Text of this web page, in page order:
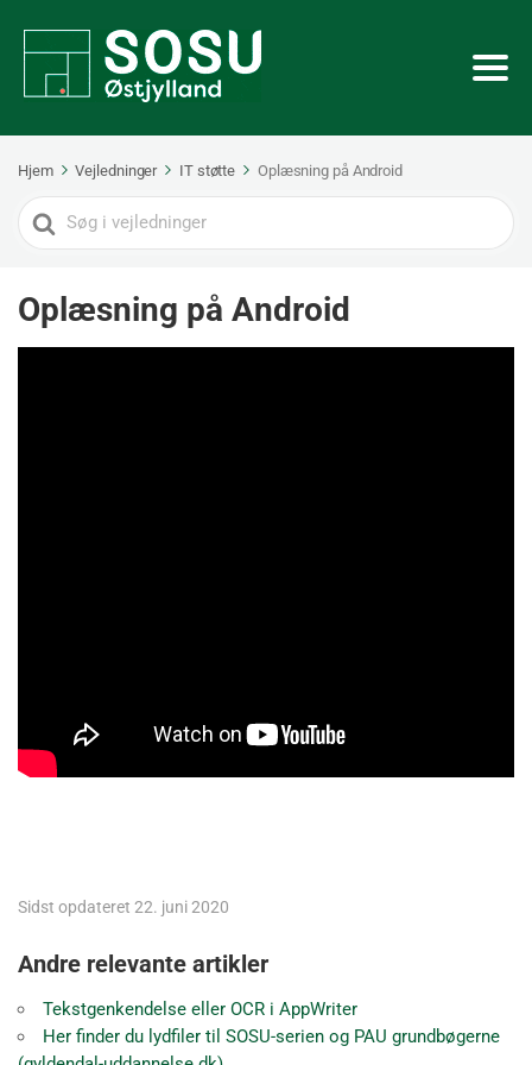
Hjem Vejledninger IT støtte Oplæsning på Android
Search
For
Oplæsning på Android
Sidst opdateret 22. juni 2020
Andre relevante artikler
Tekstgenkendelse eller OCR i AppWriter
Her finder du lydfiler til SOSU-serien og PAU grundbøgerne